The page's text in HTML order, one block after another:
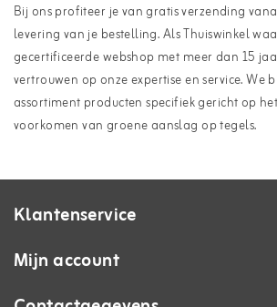
Bij ons profiteer je van gratis verzending
levering van je bestelling. Als Thuiswinkel
gecertificeerde webshop met meer dan 15
vertrouwen op onze expertise en service. We
assortiment producten specifiek gericht op
voorkomen van groene aanslag op tegels.
Klantenservice
Mijn account